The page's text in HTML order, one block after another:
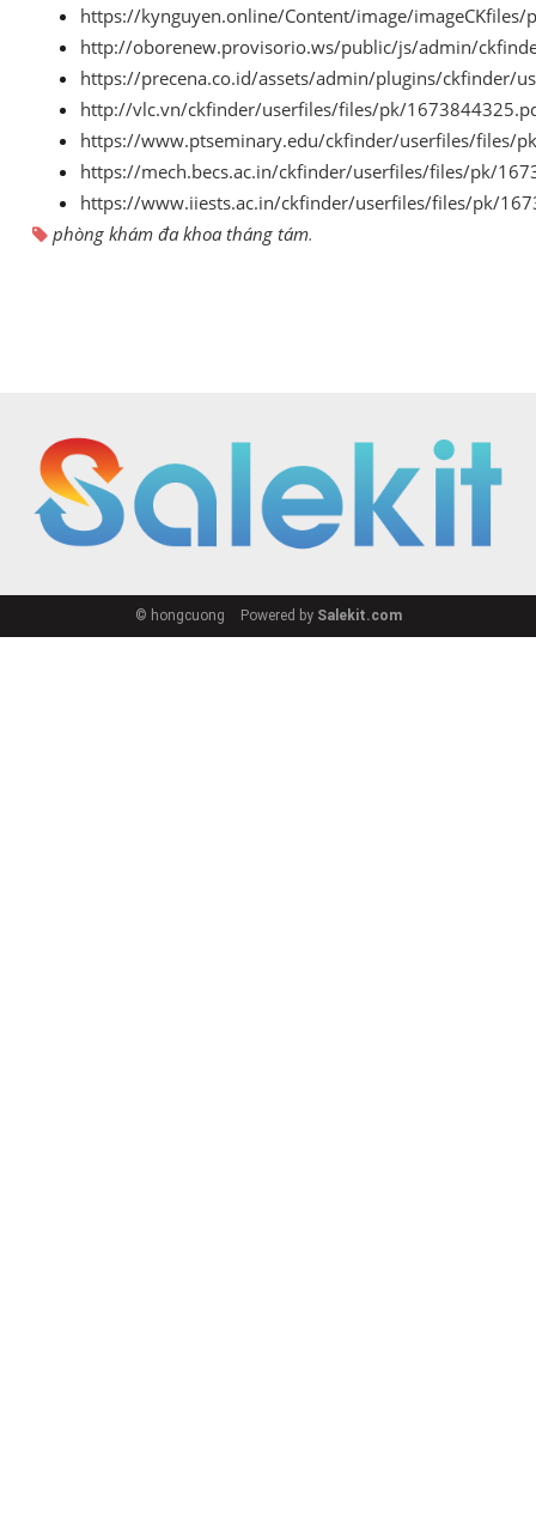
https://kynguyen.online/Content/image/
http://oborenew.provisorio.ws/public/js/admin/
https://precena.co.id/assets/admin/plugins/ckfinder/
http://vlc.vn/ckfinder/userfiles/files/pk/
https://www.ptseminary.edu/ckfinder/userfiles/files/
https://mech.becs.ac.in/ckfinder/userfiles/files/pk/
https://www.iiests.ac.in/ckfinder/userfiles/files/pk/
phòng khám đa khoa tháng tám.
© hongcuong Powered by Salekit.com